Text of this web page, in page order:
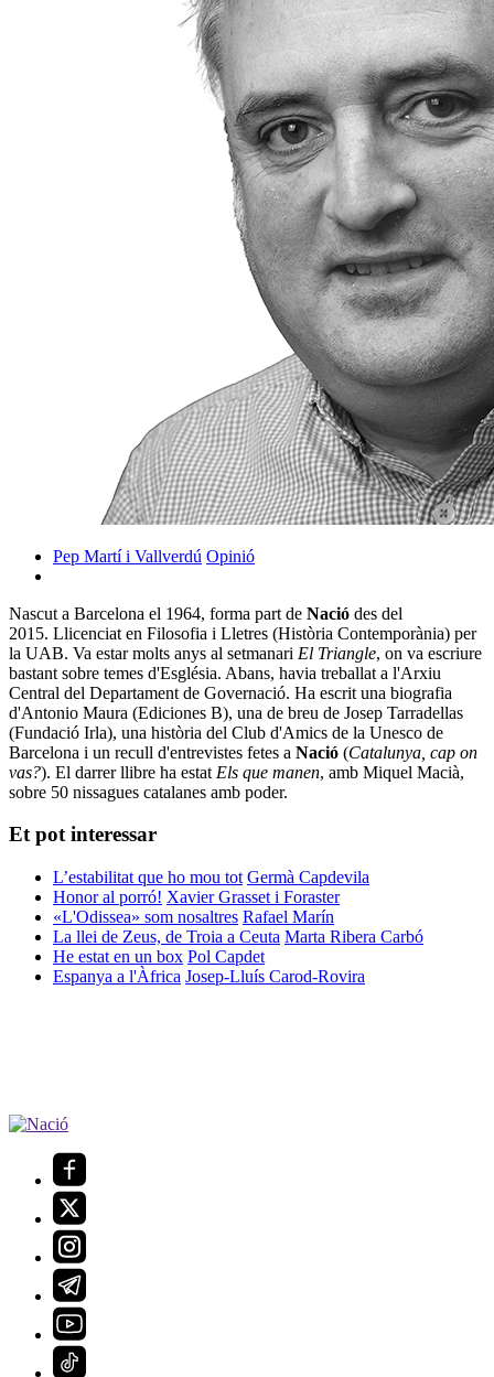
Pep Martí i Vallverdú Opinió
Nascut a Barcelona el 1964, forma part de Nació des del
2015. Llicenciat en Filosofia i Lletres (Història Contemporània) per
la UAB. Va estar molts anys al setmanari El Triangle, on va escriure
bastant sobre temes d'Església. Abans, havia treballat a l'Arxiu
Central del Departament de Governació. Ha escrit una biografia
d'Antonio Maura (Ediciones B), una de breu de Josep Tarradellas
(Fundació Irla), una història del Club d'Amics de la Unesco de
Barcelona i un recull d'entrevistes fetes a Nació (Catalunya, cap on
vas?). El darrer llibre ha estat Els que manen, amb Miquel Macià,
sobre 50 nissagues catalanes amb poder.
Et pot interessar
L’estabilitat que ho mou tot Germà Capdevila
Honor al porró! Xavier Grasset i Foraster
«L'Odissea» som nosaltres Rafael Marín
La llei de Zeus, de Troia a Ceuta Marta Ribera Carbó
He estat en un box Pol Capdet
Espanya a l'Àfrica Josep-Lluís Carod-Rovira